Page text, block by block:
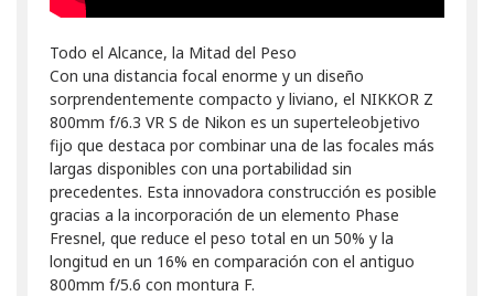
Todo el Alcance, la Mitad del Peso
Con una distancia focal enorme y un diseño
sorprendentemente compacto y liviano, el NIKKOR Z
800mm f/6.3 VR S de Nikon es un superteleobjetivo
fijo que destaca por combinar una de las focales más
largas disponibles con una portabilidad sin
precedentes. Esta innovadora construcción es posible
gracias a la incorporación de un elemento Phase
Fresnel, que reduce el peso total en un 50% y la
longitud en un 16% en comparación con el antiguo
800mm f/5.6 con montura F.